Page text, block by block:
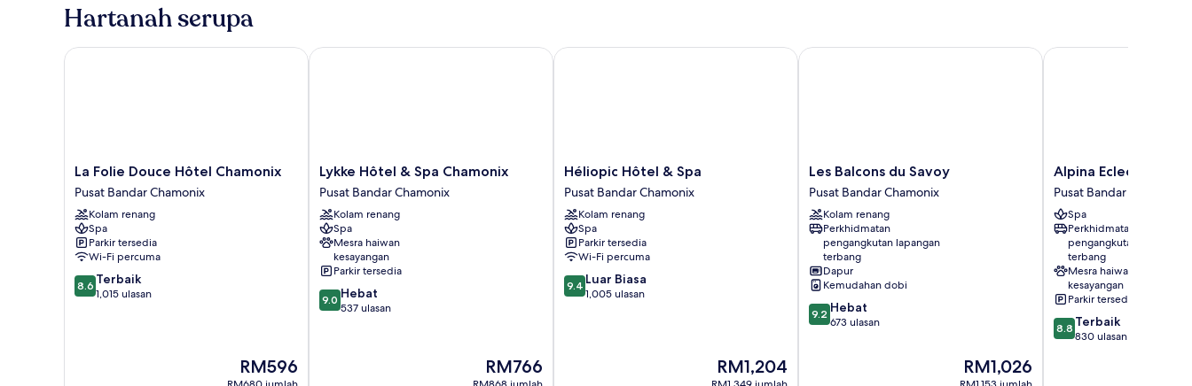
Hartanah serupa
La
Folie
Douce
Hôtel
Chamonix
Pusat
Bandar
Chamonix
La Folie Douce Hôtel Chamonix
Pusat Bandar Chamonix
Kolam renang
Spa
Parkir tersedia
Wi-Fi percuma
8.6
daripada
8.6 Terbaik
1,015 ulasan
Harga
ialah
RM596
La Folie Douce Hôtel Chamonix
Lykke
Hôtel
&
Spa
Chamonix
Pusat
Bandar
Chamonix
Lykke Hôtel & Spa Chamonix
Pusat Bandar Chamonix
Kolam renang
Spa
Mesra haiwan
kesayangan
Parkir tersedia
9.0
daripada
9.0 Hebat
537 ulasan
Harga
ialah
RM766
Lykke Hôtel & Spa Chamonix
Héliopic
Hôtel
&
Spa
Pusat
Bandar
Chamonix
Héliopic Hôtel & Spa
Pusat Bandar Chamonix
Kolam renang
Spa
Parkir tersedia
Wi-Fi percuma
9.4
daripada
9.4 Luar Biasa
1,005 ulasan
Harga
ialah
RM1,204
Héliopic Hôtel & Spa
Les
Balcons
du
Savoy
Pusat
Bandar
Chamonix
Les Balcons du Savoy
Pusat Bandar Chamonix
Kolam renang
Perkhidmatan
pengangkutan lapangan
terbang
Dapur
Kemudahan dobi
9.2
daripada
9.2 Hebat
673 ulasan
Harga
ialah
RM1,026
Les Balcons du Savoy
Alpina
Eclectic
Hotel
Pusat
Bandar
Chamonix
Alpina Eclectic Hotel
Pusat Bandar Chamonix
Spa
Perkhidmatan
pengangkutan lapangan
terbang
Mesra haiwan
kesayangan
Parkir tersedia
8.8
daripada
8.8 Terbaik
830 ulasan
Alpina Eclectic Hotel